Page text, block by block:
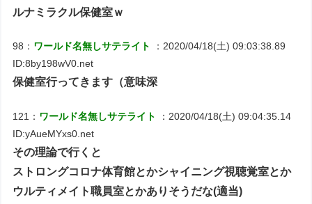
ルナミラクル保健室ｗ
98： ワールド名無しサテライト
：2020/04/18(土) 09:03:38.89
ID:8by198wV0.net
保健室行ってきます（意味深
121： ワールド名無しサテライト
：2020/04/18(土) 09:04:35.14
ID:yAueMYxs0.net
その理論で行くと
ストロングコロナ体育館とかシャイニング視聴覚室とか
ウルティメイト職員室とかありそうだな(適当)